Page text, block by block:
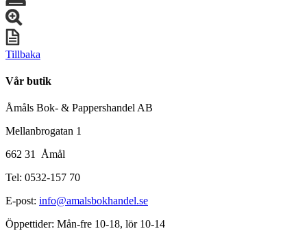
Tillbaka
Vår butik
Åmåls Bok- & Pappershandel AB
Mellanbrogatan 1
662 31 Åmål
Tel: 0532-157 70
E-post: info@amalsbokhandel.se
Öppettider: Mån-fre 10-18, lör 10-14